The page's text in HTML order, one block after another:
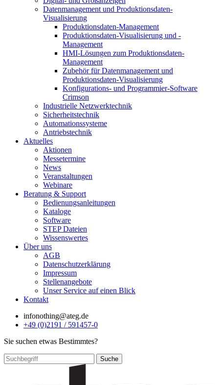
Datenmanagement und Produktionsdaten-
Visualisierung
Produktionsdaten-Management
Produktionsdaten-Visualisierung und -
Management
HMI-Lösungen zum Produktionsdaten-
Management
Zubehör für Datenmanagement und
Produktionsdaten-Visualisierung
Konfigurations- und Programmier-Software
Crimson
Industrielle Netzwerktechnik
Sicherheitstechnik
Automationssysteme
Antriebstechnik
Aktuelles
Aktionen
Messetermine
News
Veranstaltungen
Webinare
Beratung & Support
Bedienungsanleitungen
Kataloge
Software
STEP Dateien
Wissenswertes
Über uns
AGB
Datenschutzerklärung
Impressum
Stellenangebote
Unser Service auf einen Blick
Kontakt
infonothing@ateg.de
+49 (0)2191 / 591457-0
Sie suchen etwas Bestimmtes?
Suche